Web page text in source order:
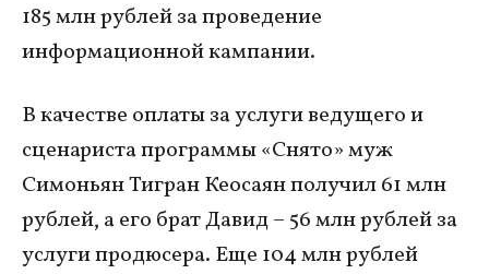
185 млн рублей за проведение
информационной кампании.
В качестве оплаты за услуги ведущего и
сценариста программы «Снято» муж
Симоньян Тигран Кеосаян получил 61 млн
рублей, а его брат Давид – 56 млн рублей за
услуги продюсера. Еще 104 млн рублей